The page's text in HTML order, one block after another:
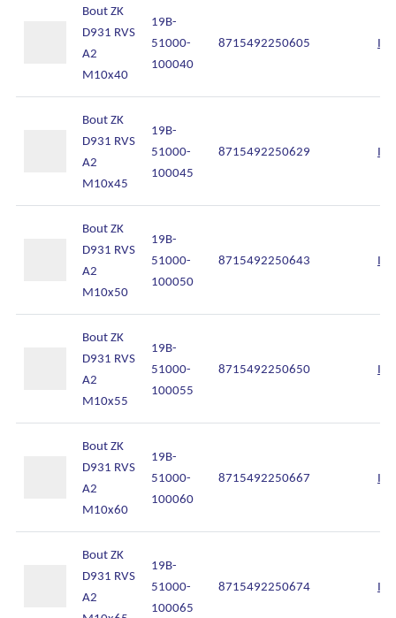
Bout ZK
D931 RVS
A2
M10x40
19B-
51000-
100040
8715492250605
Bout ZK
D931 RVS
A2
M10x45
19B-
51000-
100045
8715492250629
Bout ZK
D931 RVS
A2
M10x50
19B-
51000-
100050
8715492250643
Bout ZK
D931 RVS
A2
M10x55
19B-
51000-
100055
8715492250650
Bout ZK
D931 RVS
A2
M10x60
19B-
51000-
100060
8715492250667
Bout ZK
D931 RVS
A2
19B-
51000-
100065
8715492250674